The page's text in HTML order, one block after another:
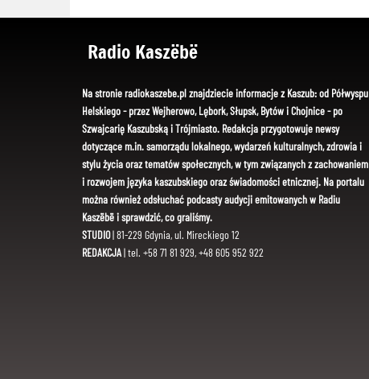
Radio Kaszëbë
Na stronie radiokaszebe.pl znajdziecie informacje z Kaszub: od Półwyspu
Helskiego - przez Wejherowo, Lębork, Słupsk, Bytów i Chojnice - po
Szwajcarię Kaszubską i Trójmiasto. Redakcja przygotowuje newsy
dotyczące m.in. samorządu lokalnego, wydarzeń kulturalnych, zdrowia i
stylu życia oraz tematów społecznych, w tym związanych z zachowaniem
i rozwojem języka kaszubskiego oraz świadomości etnicznej. Na portalu
można również odsłuchać podcasty audycji emitowanych w Radiu
Kaszëbë i sprawdzić, co graliśmy.
STUDIO| 81-229 Gdynia, ul. Mireckiego 12
REDAKCJA| tel. +58 71 81 929, +48 605 952 922